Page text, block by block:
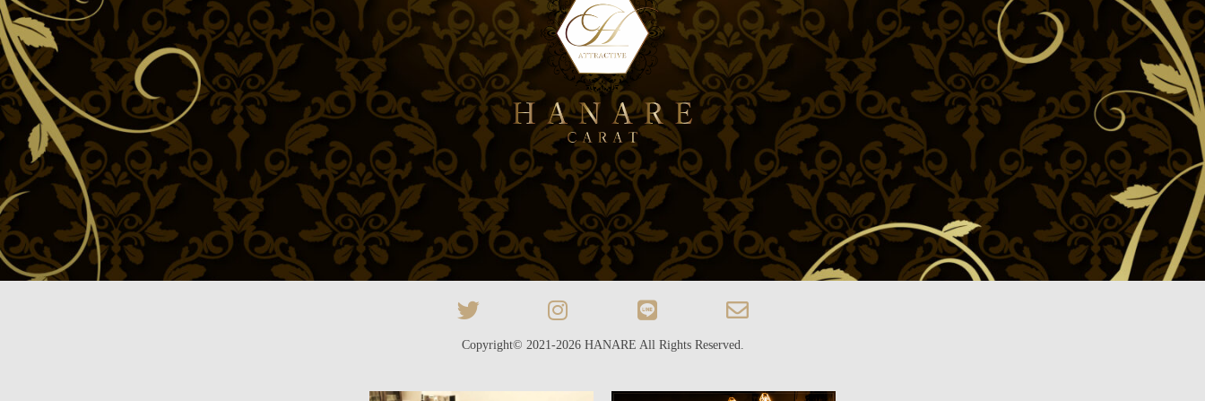
Copyright© 2021-2026 HANARE All Rights Reserved.